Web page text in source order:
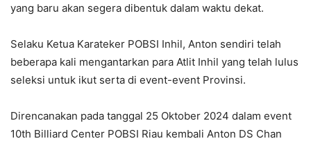
yang baru akan segera dibentuk dalam waktu dekat.
Selaku Ketua Karateker POBSI Inhil, Anton sendiri telah
beberapa kali mengantarkan para Atlit Inhil yang telah lulus
seleksi untuk ikut serta di event-event Provinsi.
Direncanakan pada tanggal 25 Oktober 2024 dalam event
10th Billiard Center POBSI Riau kembali Anton DS Chan